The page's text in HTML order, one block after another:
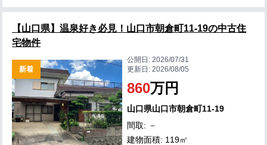
【山口県】温泉好き必見！山口市朝倉町11-19の中古住
宅物件
新着
公開日:2026/07/31
更新日:2026/08/05
860万円
山口県山口市朝倉町11-19
間取: －
建物面積: 119㎡